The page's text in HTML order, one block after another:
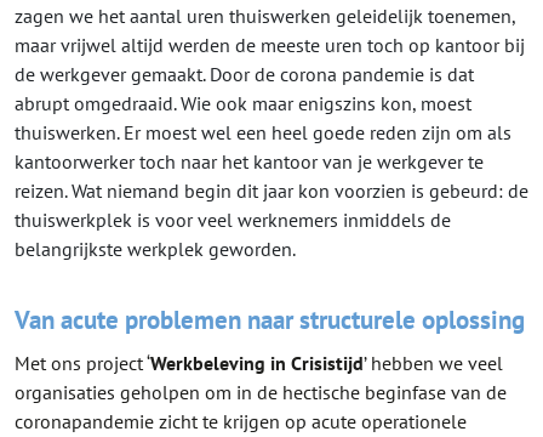
zagen we het aantal uren thuiswerken geleidelijk toenemen,
maar vrijwel altijd werden de meeste uren toch op kantoor bij
de werkgever gemaakt. Door de corona pandemie is dat
abrupt omgedraaid. Wie ook maar enigszins kon, moest
thuiswerken. Er moest wel een heel goede reden zijn om als
kantoorwerker toch naar het kantoor van je werkgever te
reizen. Wat niemand begin dit jaar kon voorzien is gebeurd: de
thuiswerkplek is voor veel werknemers inmiddels de
belangrijkste werkplek geworden.
Van acute problemen naar structurele oplossing
Met ons project ‘Werkbeleving in Crisistijd’ hebben we veel
organisaties geholpen om in de hectische beginfase van de
coronapandemie zicht te krijgen op acute operationele